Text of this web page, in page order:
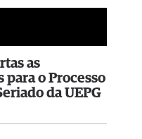
as
para o Processo
da UEPG